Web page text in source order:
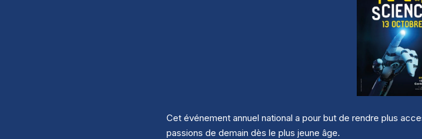
Cet événement annuel national a pour but de rendre plus
passions de demain dès le plus jeune âge.